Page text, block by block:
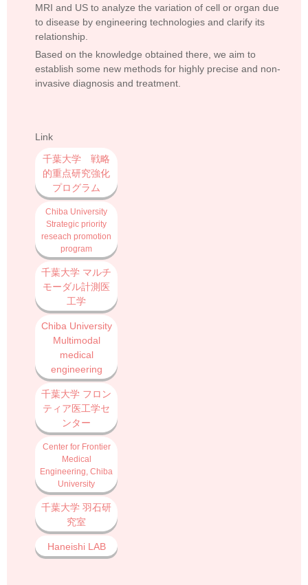
MRI and US to analyze the variation of cell or organ due
to disease by engineering technologies and clarify its
relationship.
Based on the knowledge obtained there, we aim to
establish some new methods for highly precise and non-
invasive diagnosis and treatment.
Link
千葉大学 戦略
的重点研究強化
プログラム
Chiba University
Strategic priority
reseach promotion
program
千葉大学 マルチ
モーダル計測医
工学
Chiba University
Multimodal
medical
engineering
千葉大学 フロン
ティア医工学セ
ンター
Center for Frontier
Medical
Engineering, Chiba
University
千葉大学 羽石研
究室
Haneishi LAB